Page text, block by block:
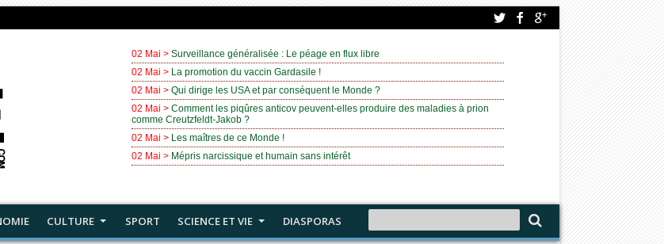
02 Mai > Surveillance généralisée : Le péage en flux libre
02 Mai > La promotion du vaccin Gardasile !
02 Mai > Qui dirige les USA et par conséquent le Monde ?
02 Mai > Comment les piqûres anticov peuvent-elles produire des maladies à prion
comme Creutzfeldt-Jakob ?
02 Mai > Les maîtres de ce Monde !
02 Mai > Mépris narcissique et humain sans intérêt
CULTURE SPORT SCIENCE ET VIE DIASPORAS